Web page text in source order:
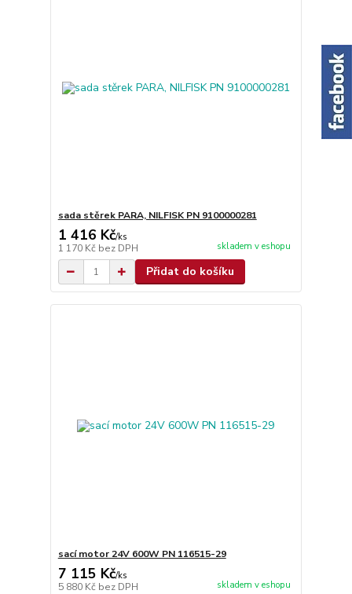
sada stěrek PARA, NILFISK PN 9100000281
1 416 Kč/ks
1 170 Kč bez DPH skladem v eshopu
Přidat do košíku
sací motor 24V 600W PN 116515-29
7 115 Kč/ks
5 880 Kč bez DPH skladem v eshopu